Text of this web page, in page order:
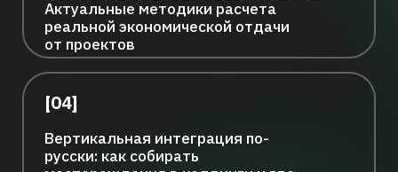
Технологическая независимость
и защита критической
Освоение новых месторождений:
современные подходы
к проектированию и строительству
инфраструктуры